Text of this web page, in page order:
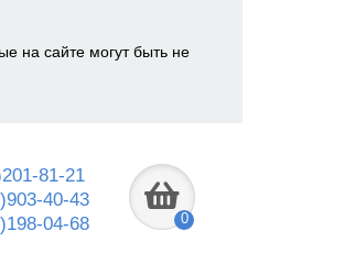
на сайте могут быть не
81-21
40-43
04-68
0